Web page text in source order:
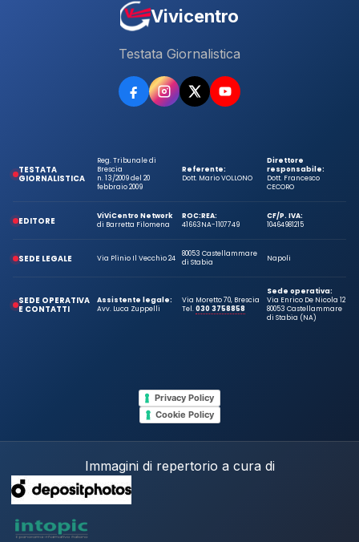
Vivicentro
Testata Giornalistica
TESTATA
GIORNALISTICA
Reg. Tribunale di
Brescia
n. 13/2009 del 20
febbraio 2009
Referente:
Dott. Mario VOLLONO
Direttore
responsabile:
Dott. Francesco
CECORO
EDITORE
ViViCentro Network
di Barretta Filomena
ROC:
41663
REA:
NA-1107749
CF/P. IVA:
10464981215
SEDE LEGALE Via Plinio Il Vecchio 24
80053 Castellammare
di Stabia
Napoli
SEDE OPERATIVA
E CONTATTI
Assistente legale:
Avv. Luca Zuppelli
Via Moretto 70, Brescia
Tel.030 3758858
Sede operativa:
Via Enrico De Nicola 12
80053 Castellammare
di Stabia (NA)
Privacy Policy
Cookie Policy
Immagini di repertorio a cura di